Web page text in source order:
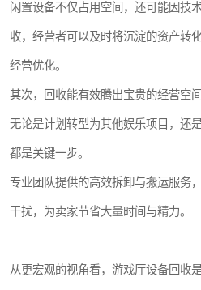
闲置设备不仅占用空间，还可能因技
收，经营者可以及时将沉淀的资产转
经营优化。
其次，回收能有效腾出宝贵的经营空间
无论是计划转型为其他娱乐项目，还
都是关键一步。
专业团队提供的高效拆卸与搬运服务
干扰，为卖家节省大量时间与精力。
从更宏观的视角看，游戏厅设备回收